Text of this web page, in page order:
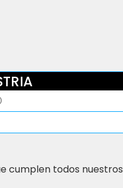
cumplen todos nuestros